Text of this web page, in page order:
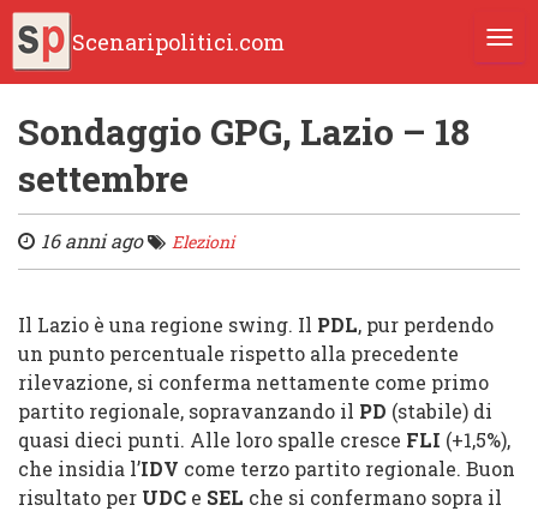
Scenaripolitici.com
Sondaggio GPG, Lazio – 18
settembre
16 anni ago Elezioni
Il Lazio è una regione swing. Il PDL, pur perdendo
un punto percentuale rispetto alla precedente
rilevazione, si conferma nettamente come primo
partito regionale, sopravanzando il PD (stabile) di
quasi dieci punti. Alle loro spalle cresce FLI (+1,5%),
che insidia l’IDV come terzo partito regionale. Buon
risultato per UDC e SEL che si confermano sopra il